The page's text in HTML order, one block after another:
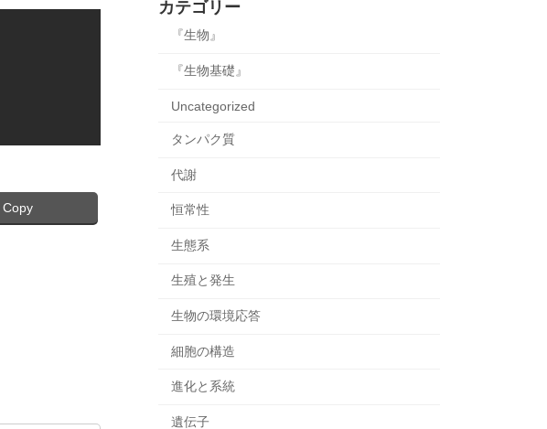
Copy
カテゴリー
『生物』
『生物基礎』
Uncategorized
タンパク質
代謝
恒常性
生態系
生殖と発生
生物の環境応答
細胞の構造
進化と系統
遺伝子